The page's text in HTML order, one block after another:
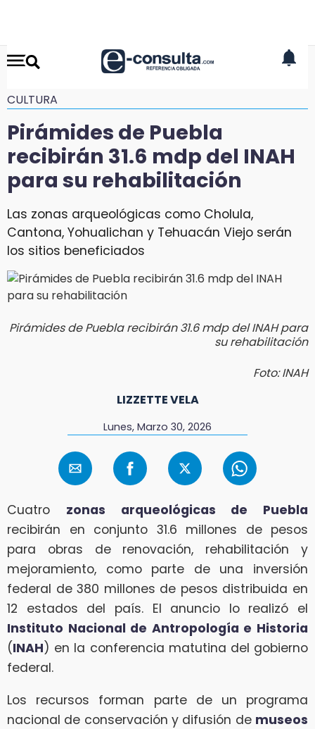
CULTURA
Pirámides de Puebla
recibirán 31.6 mdp del INAH
para su rehabilitación
Las zonas arqueológicas como Cholula,
Cantona, Yohualichan y Tehuacán Viejo serán
los sitios beneficiados
Pirámides de Puebla recibirán 31.6 mdp del INAH para
su rehabilitación
Foto: INAH
LIZZETTE VELA
Lunes, Marzo 30, 2026
Cuatro zonas arqueológicas de Puebla
recibirán en conjunto 31.6 millones de pesos
para obras de renovación, rehabilitación y
mejoramiento, como parte de una inversión
federal de 380 millones de pesos distribuida en
12 estados del país. El anuncio lo realizó el
Instituto Nacional de Antropología e Historia
(INAH) en la conferencia matutina del gobierno
federal.
Los recursos forman parte de un programa
nacional de conservación y difusión de museos